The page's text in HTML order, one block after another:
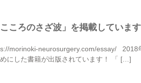
ころのさざ波」を掲載しています
neurosurgery.com/essay/ 2018
にした書籍が出版されています！ 「 […]